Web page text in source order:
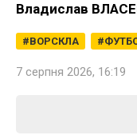
Владислав
ВОРСКЛА
7 серпня 2026, 16:19